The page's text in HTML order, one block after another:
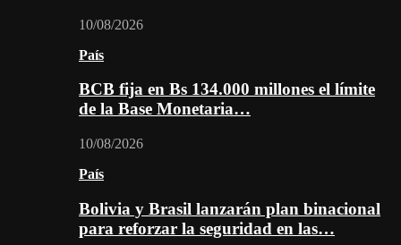
10/08/2026
País
BCB fija en Bs 134.000 millones el límite
de la Base Monetaria…
10/08/2026
País
Bolivia y Brasil lanzarán plan binacional
para reforzar la seguridad en las…